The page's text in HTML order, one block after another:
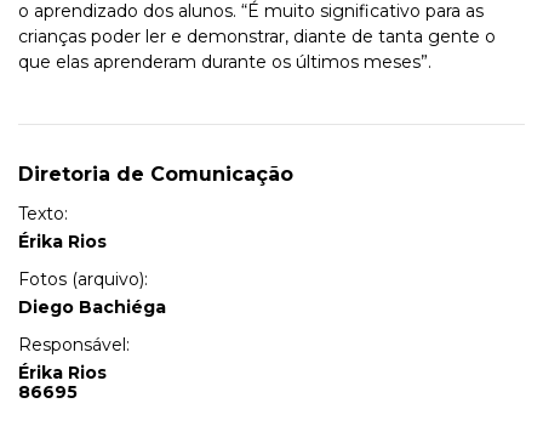
o aprendizado dos alunos. “É muito significativo para as
crianças poder ler e demonstrar, diante de tanta gente o
que elas aprenderam durante os últimos meses”.
Diretoria de Comunicação
Texto:
Érika Rios
Fotos (arquivo):
Diego Bachiéga
Responsável:
Érika Rios
86695